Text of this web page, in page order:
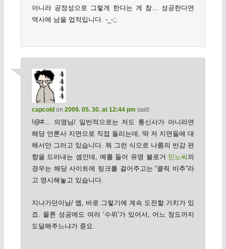
아니라 공정성으로 그렇게 한다는 게 참… 성공한다면
역사에 남을 업적입니다. -_-;;
capcold on 2009. 05. 30. at 12:44 pm said:
!@#… 의명님/ 일반적으로는 저도 통신사가 아니라면
해당 언론사 지면으로 직접 돌리는데, 딱 저 지면들에 대
해서만 그러고 있습니다. 뭐 그런 식으로 나름의 반감 편
향을 드러내는 셈인데, 예를 들어 유명 블로거 민노씨 의
경우는 해당 사이트에 링크를 걸어주고는 “클릭 비추”라
고 명시해놓고 있습니다.
지나가던이님/ 옙, 바로 그렇기에 계속 도전할 가치가 있
죠. 물론 성공에도 여러 ‘수위’가 있어서, 어느 정도까지
도달해주느냐가 중요.